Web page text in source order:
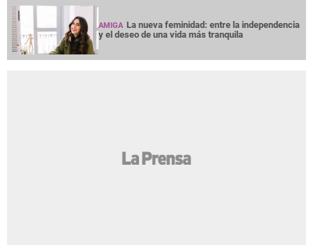
AMIGA La nueva feminidad: entre la independencia
y el deseo de una vida más tranquila